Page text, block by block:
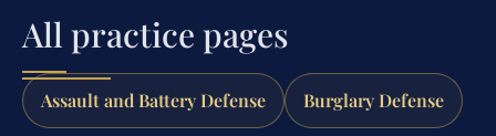
All practice pages
Assault and Battery Defense Burglary Defense